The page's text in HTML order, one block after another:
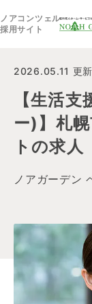
ノアコンツェル
採用サイト
福祉住
2026.05.11 更新
【生活
ー)】札
トの求人
ノアガーデン